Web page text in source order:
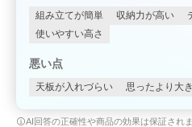
組み立てが簡単 収納力が高い
使いやすい高さ
悪い点
天板が入れづらい 思ったより大
AI回答の正確性や商品の効果は保証され